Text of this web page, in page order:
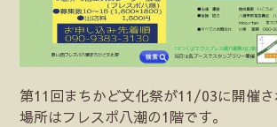
第11回まちかど文化祭が11/03に開催さ
場所はフレスポ八潮の1階です。